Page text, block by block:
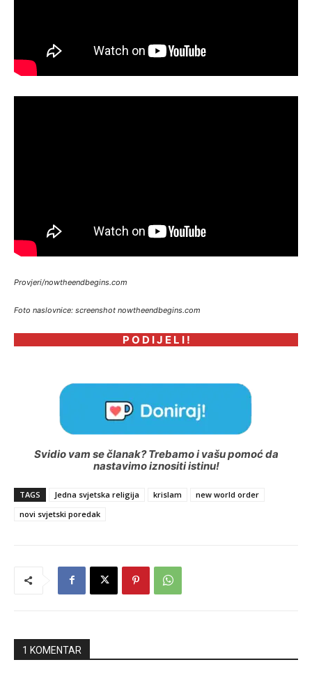
Provjeri/nowtheendbegins.com
Foto naslovnice: screenshot nowtheendbegins.com
P O D I J E L I !
Svidio vam se članak? Trebamo i vašu pomoć da
nastavimo iznositi istinu!
TAGS Jedna svjetska religija krislam
new world order
novi svjetski poredak
1 KOMENTAR